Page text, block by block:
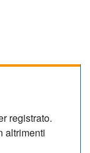
registrato.
altrimenti